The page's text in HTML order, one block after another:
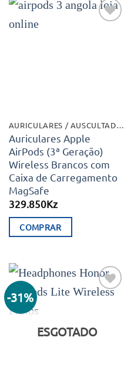
AURICULARES / AUSCULTADORES
Auriculares Apple
AirPods (3ª Geração)
Wireless Brancos com
Caixa de Carregamento
MagSafe
329.850Kz
COMPRAR
-31%
ESGOTADO